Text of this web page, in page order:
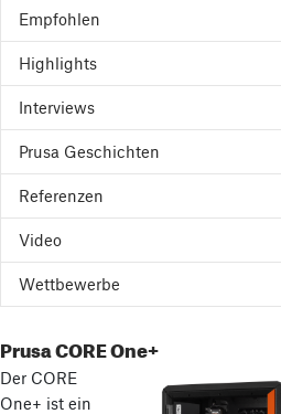
Empfohlen
Highlights
Interviews
Prusa Geschichten
Referenzen
Video
Wettbewerbe
Prusa CORE One+
Der CORE
One+ ist ein